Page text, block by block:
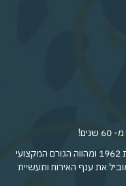
בית הספר הארצי לתיירות הוקם בישראל בשנת 1962 ומהווה הגורם המקצועי
את ענף האירוח ותעשיית